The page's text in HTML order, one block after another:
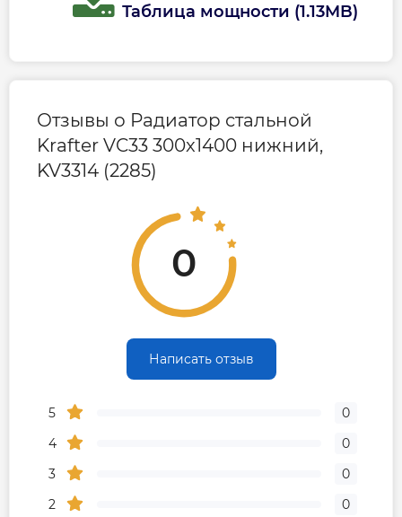
Таблица мощности (1.13MB)
Отзывы о Радиатор стальной
Krafter VC33 300x1400 нижний,
KV3314 (2285)
0
Написать отзыв
5
0
4
0
3
0
2
0